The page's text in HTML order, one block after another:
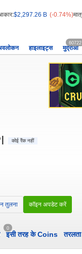
$2,297.26 B (-0.74%)
हाइलाइट्स मुद्राओं
60722
कोई रैंक नहीं
तुलना कॉइन अपडेट करें
0
इसी तरह के Coins तरलता